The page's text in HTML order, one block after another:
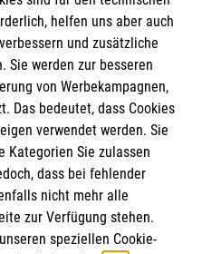
Bericht zum Ranking
"Leistenbruch - eine
helfen uns aber auch
und zusätzliche
Sie werden zur besseren
von Werbekampagnen,
Das bedeutet, dass Cookies
verwendet werden. Sie
Kategorien Sie zulassen
dass bei fehlender
nicht mehr alle
zur Verfügung stehen.
speziellen Cookie-